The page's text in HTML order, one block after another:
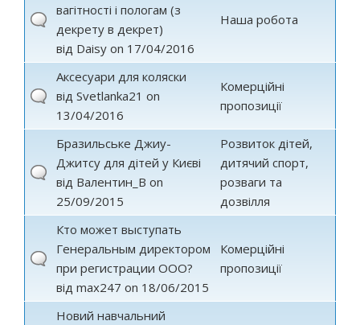
вагітності і пологам (з
декрету в декрет)
від Daisy on 17/04/2016
Наша робота
Аксесуари для коляски
від Svetlanka21 on
13/04/2016
Комерційні
пропозиції
Бразильське Джиу-
Джитсу для дітей у Києві
від Валентин_В on
25/09/2015
Розвиток дітей,
дитячий спорт,
розваги та
дозвілля
Кто может выступать
Генеральным директором
при регистрации ООО?
від max247 on 18/06/2015
Комерційні
пропозиції
Новий навчальний